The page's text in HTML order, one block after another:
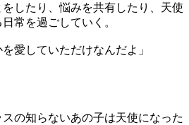
したり、悩みを共有したり、天使
常を過ごしていく。
愛していただけなんだよ」
の知らないあの子は天使になった